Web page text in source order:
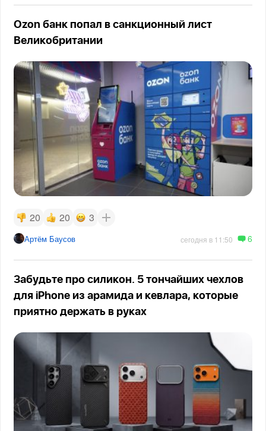
Ozon банк попал в санкционный лист
Великобритании
20 20 3
Артём Баусов сегодня в 11:50 6
Забудьте про силикон. 5 тончайших чехлов
для iPhone из арамида и кевлара, которые
приятно держать в руках